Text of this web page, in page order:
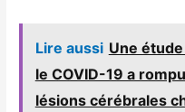
Lire aussi Une
le COVID-19 a
lésions cérébrales